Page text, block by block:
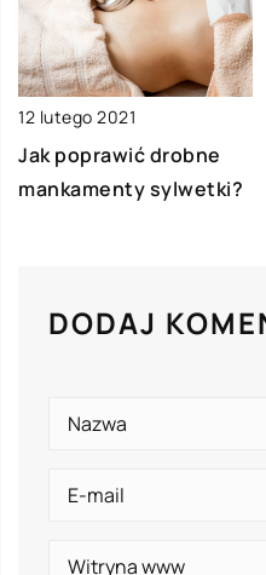
12 lutego 2021
Jak poprawić drobne
mankamenty sylwetki?
DODAJ